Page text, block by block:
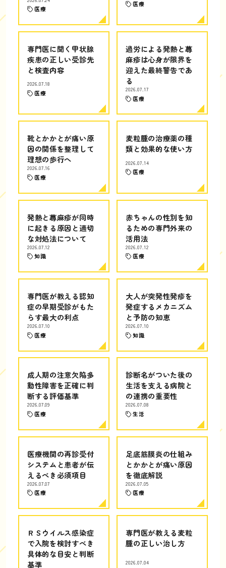
医療
医療
専門医に聞く甲状腺
疾患の正しい受診先
と検査内容
2026.07.18
医療
過労による発熱と蕁
麻疹は心身が限界を
迎えた最終警告であ
る
2026.07.17
医療
靴とかかとが痛い原
因の関係を整理して
理想の歩行へ
2026.07.16
医療
麦粒腫の治療薬の種
類と効果的な使い方
2026.07.14
医療
発熱と蕁麻疹が同時
に起きる原因と適切
な対処法について
2026.07.12
知識
赤ちゃんの性別を知
るための専門外来の
活用法
2026.07.12
医療
専門医が教える認知
症の早期受診がもた
らす最大の利点
2026.07.10
医療
大人が突発性発疹を
発症するメカニズム
と予防の知恵
2026.07.10
知識
成人期の注意欠陥多
動性障害を正確に判
断する評価基準
2026.07.09
医療
診断名がついた後の
生活を支える病院と
の連携の重要性
2026.07.08
生活
医療機関の再診受付
システムと患者が伝
えるべき必須項目
2026.07.07
医療
足底筋膜炎の仕組み
とかかとが痛い原因
を徹底解説
2026.07.05
医療
ＲＳウイルス感染症
で入院を検討すべき
具体的な目安と判断
基準
専門医が教える麦粒
腫の正しい治し方
2026.07.04